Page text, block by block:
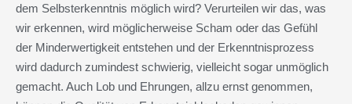
dem Selbsterkenntnis möglich wird? Verurteilen wir das, was
wir erkennen, wird möglicherweise Scham oder das Gefühl
der Minderwertigkeit entstehen und der Erkenntnisprozess
wird dadurch zumindest schwierig, vielleicht sogar unmöglich
gemacht. Auch Lob und Ehrungen, allzu ernst genommen,